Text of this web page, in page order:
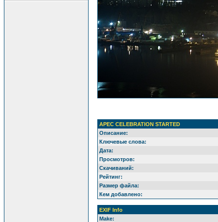
APEC CELEBRATION STARTED
Описание:
Ключевые слова:
Дата:
Просмотров:
Скачиваний:
Рейтинг:
Размер файла:
Кем добавлено:
EXIF Info
Make: